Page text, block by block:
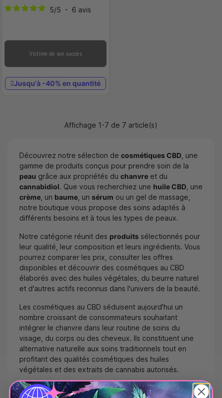
5/5 - 6 avis
Victime de son succès
Jusqu'à -40% en quantité
Affichage 1-7 de 7 article(s)
Découvrez notre sélection de cosmétiques CBD , une
gamme de produits conçus pour prendre soin de la
peau grâce aux propriétés du chanvre et du
cannabidiol. Que vous recherchiez une huile CBD , une
crème , un baume , un sérum ou un gel de massage,
notre boutique vous propose des soins adaptés à
différents besoins et à tous les types de peaux.
Notre catégorie réunit des produits sélectionnés pour
leur qualité, leur composition et leurs ingrédients. Vous
pourrez comparer les prix, consulter les offres
disponibles et découvrir des cosmétiques au CBD
élaborés avec des huiles végétales, du beurre naturel
et d'autres actifs reconnus dans l'univers de la beauté.
Les cosmétiques au CBD séduisent aujourd'hui un
nombre croissant de consommateurs souhaitant
intégrer le chanvre dans leur routine de soins du
visage, du corps ou des cheveux. Ils constituent une
alternative naturelle aux soins traditionnels tout en
profitant des qualités cosmétiques des huiles
végétales et des extraits de cannabis autorisés.
Qu'est-ce qu'un cosmétique